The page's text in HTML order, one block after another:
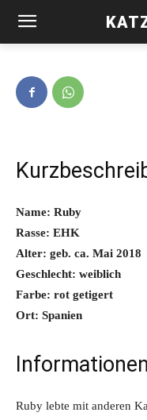
Ruby -vermittelt-
Name: Ruby
Rasse: EHK
Alter: geb. ca. Mai 2018
Geschlecht: weiblich
Farbe: rot getigert
Ort: Spanien
Informationen
Ruby lebte mit anderen